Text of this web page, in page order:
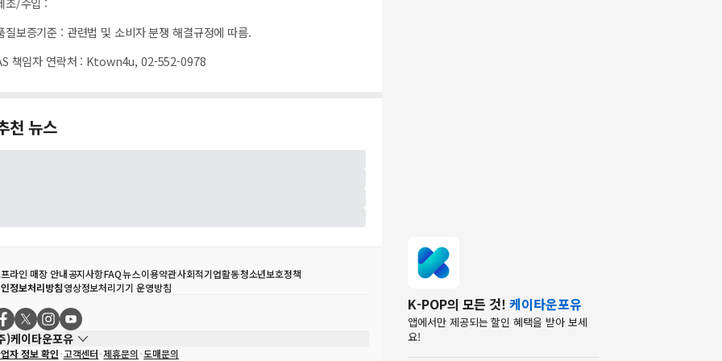
질보증기준 : 관련법 및 소비자 분쟁 해결규정에 따름.
책임자 연락처 : Ktown4u, 02-552-0978
천 뉴스
라인 매장 안내공지사항FAQ뉴스이용약관사회적기업활동청소년보호정책
정보처리방침영상정보처리기기 운영방침
)케이타운포유
자 정보 확인 고객센터 제휴문의 도매문의
K-POP의 모든 것! 케이타운포유
앱에서만 제공되는 할인 혜택을 받아 보세
요!